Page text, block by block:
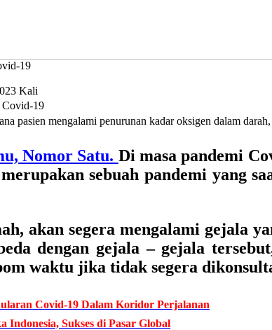
19
Kali
pasien mengalami penurunan kadar oksigen dalam
Nomor Satu. Di masa pandemi
sebuah pandemi yang
akan segera mengalami gejala
dengan gejala – gejala
waktu jika tidak segera
Covid-19 Dalam Koridor Perjalanan
Sukses di Pasar Global